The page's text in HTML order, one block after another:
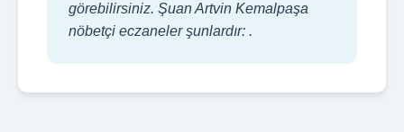
görebilirsiniz. Şuan Artvin Kemalpaşa
nöbetçi eczaneler şunlardır: .